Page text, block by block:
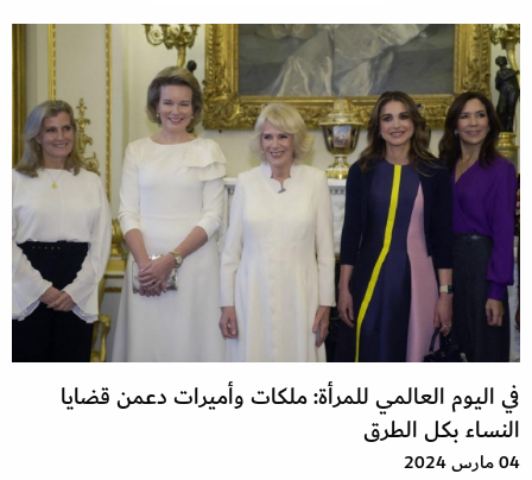
في اليوم العالمي للمرأة: ملكات وأميرات دعمن قضايا
النساء بكل الطرق
04 مارس 2024